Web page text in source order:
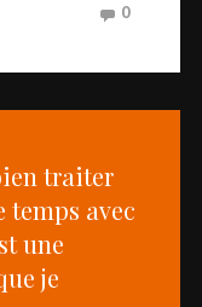
0
traiter
temps avec
une
je